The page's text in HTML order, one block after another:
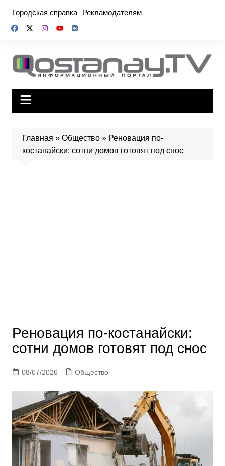
содержимому
Городская справка Рекламодателям
Главная » Общество» Реновация по-
костанайски: сотни домов готовят под снос
Реновация по-костанайски:
сотни домов готовят под снос
08/07/2026 Общество